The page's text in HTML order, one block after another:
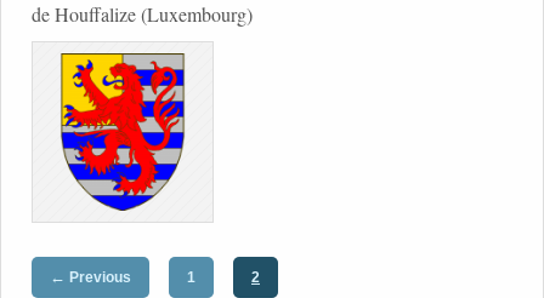
de Houffalize (Luxembourg)
← Previous 1 2